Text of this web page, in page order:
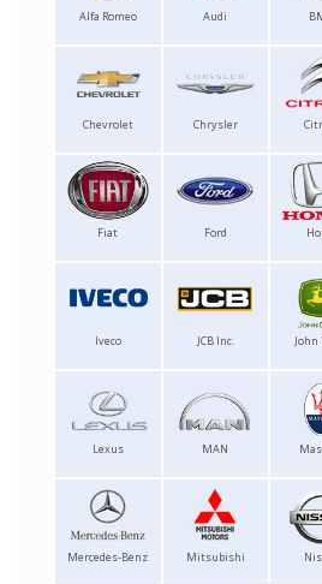
Alfa Romeo Audi
Chevrolet Chrysler
Fiat Ford
Iveco JCB Inc. John
Lexus MAN
Mercedes-Benz Mitsubishi